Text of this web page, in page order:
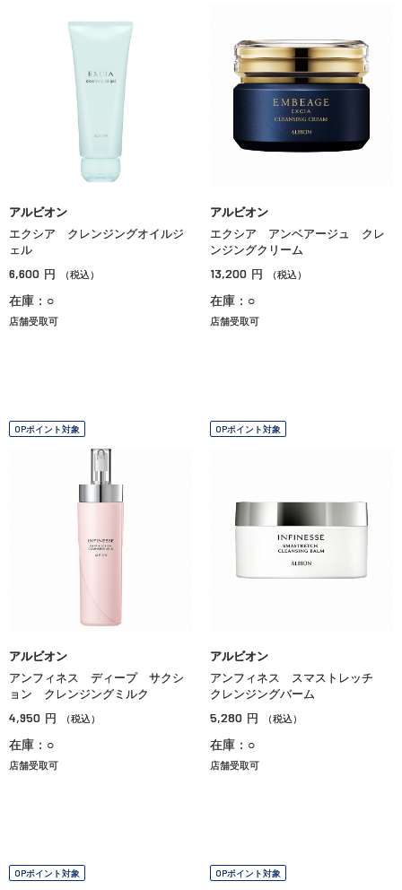
アルビオン
エクシア クレンジングオイルジ
ェル
6,600 円 （税込）
在庫：○
店舗受取可
アルビオン
エクシア アンベアージュ クレ
ンジングクリーム
13,200 円 （税込）
在庫：○
店舗受取可
OPポイント対象
アルビオン
アンフィネス ディープ サクシ
ョン クレンジングミルク
4,950 円 （税込）
在庫：○
店舗受取可
OPポイント対象
アルビオン
アンフィネス スマストレッチ
クレンジングバーム
5,280 円 （税込）
在庫：○
店舗受取可
OPポイント対象 OPポイント対象